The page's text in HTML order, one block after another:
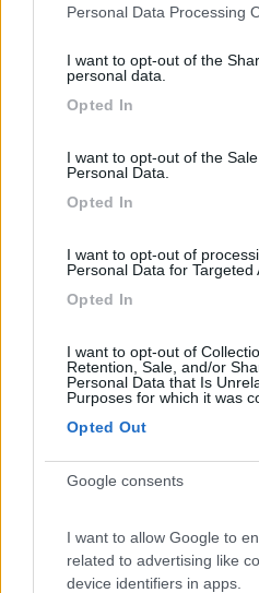
Please note that this website/
not limited to your visit or usage
use your data for below
Personal Data Processing
I want to opt-out of the
personal data.
Opted In
I want to opt-out of the
Personal Data.
Opted In
I want to opt-out of
Personal Data for Targeted
Opted In
I want to opt-out of
Retention, Sale, and/or
Personal Data that Is
Purposes for which it was
Opted Out
Google consents
I want to allow Google to
related to advertising like
device identifiers in apps.
La scorsa estate da san
paghi un botto,non sei
chiuso.Puoi fermarti in
,e,raggiungerla da lì.
a pagamento,difficilmente ti
fa,perlomeno in stagione.
senna99
1465